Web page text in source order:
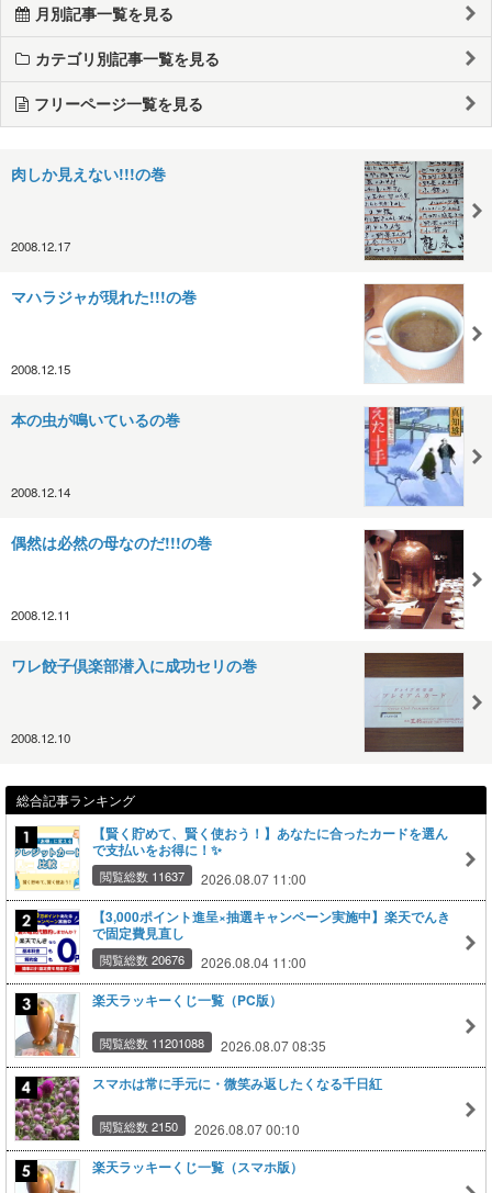
月別記事一覧を見る
カテゴリ別記事一覧を見る
フリーページ一覧を見る
肉しか見えない!!!の巻
2008.12.17
マハラジャが現れた!!!の巻
2008.12.15
本の虫が鳴いているの巻
2008.12.14
偶然は必然の母なのだ!!!の巻
2008.12.11
ワレ餃子倶楽部潜入に成功セリの巻
2008.12.10
総合記事ランキング
【賢く貯めて、賢く使おう！】あなたに合ったカードを選ん
で支払いをお得に！✨
閲覧総数 11637 2026.08.07 11:00
【3,000ポイント進呈×抽選キャンペーン実施中】楽天でんき
で固定費見直し
閲覧総数 20676 2026.08.04 11:00
楽天ラッキーくじ一覧（PC版）
閲覧総数 11201088 2026.08.07 08:35
スマホは常に手元に・微笑み返したくなる千日紅
閲覧総数 2150 2026.08.07 00:10
楽天ラッキーくじ一覧（スマホ版）